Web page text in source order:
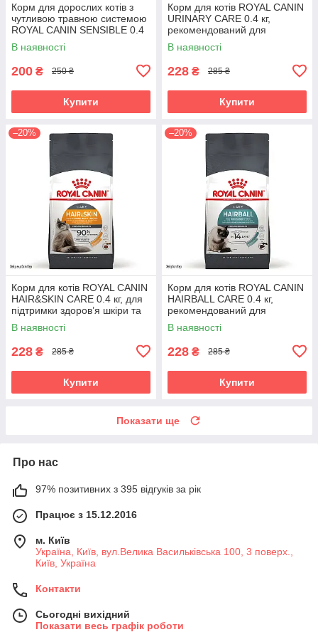
Корм для дорослих котів з
чутливою травною системою
ROYAL CANIN SENSIBLE 0.4
кг
В наявності
200 ₴ 250 ₴
Купити
Корм для котів ROYAL CANIN
URINARY CARE 0.4 кг,
рекомендований для
підтримання здоров’я
сечовивідних шляхів
В наявності
228 ₴ 285 ₴
Купити
–20%
Корм для котів ROYAL CANIN
HAIR&SKIN CARE 0.4 кг, для
підтримки здоров’я шкіри та
блиску шерсті
В наявності
228 ₴ 285 ₴
Купити
–20%
Корм для котів ROYAL CANIN
HAIRBALL CARE 0.4 кг,
рекомендований для
виведення грудок шерсті
В наявності
228 ₴ 285 ₴
Купити
Показати ще
Про нас
97% позитивних з 395 відгуків за рік
Працює з 15.12.2016
м. Київ
Україна, Київ, вул.Велика Васильківська 100, 3 поверх.,
Київ, Україна
Контакти
Сьогодні вихідний
Показати весь графік роботи